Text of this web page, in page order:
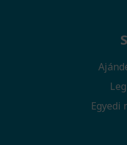
Egyedi